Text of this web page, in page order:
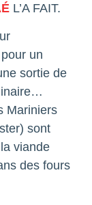
L’A FAIT.
un
sortie de
Mariniers
sont
viande
des fours